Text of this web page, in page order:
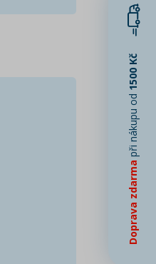
Doprava zdarma
při nákupu od
1500 Kč